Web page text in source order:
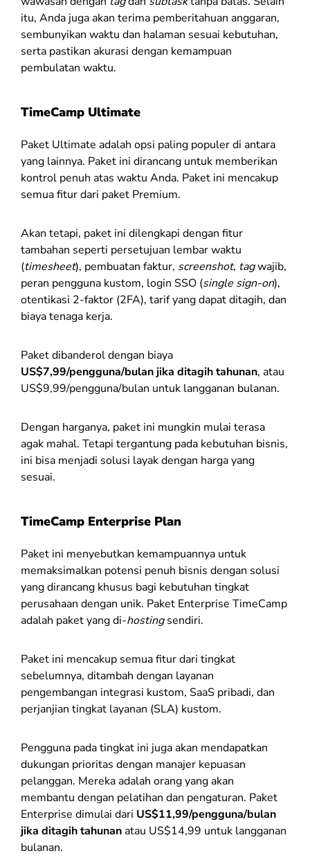
itu, Anda juga akan terima pemberitahuan anggaran,
sembunyikan waktu dan halaman sesuai kebutuhan,
serta pastikan akurasi dengan kemampuan
pembulatan waktu.
TimeCamp Ultimate
Paket Ultimate adalah opsi paling populer di antara
yang lainnya. Paket ini dirancang untuk memberikan
kontrol penuh atas waktu Anda. Paket ini mencakup
semua fitur dari paket Premium.
Akan tetapi, paket ini dilengkapi dengan fitur
tambahan seperti persetujuan lembar waktu
(timesheet), pembuatan faktur, screenshot, tagwajib,
peran pengguna kustom, login SSO (single sign-on),
otentikasi 2-faktor (2FA), tarif yang dapat ditagih, dan
biaya tenaga kerja.
Paket dibanderol dengan biaya
US$7,99/pengguna/bulan jika ditagih tahunan, atau
US$9,99/pengguna/bulan untuk langganan bulanan.
Dengan harganya, paket ini mungkin mulai terasa
agak mahal. Tetapi tergantung pada kebutuhan bisnis,
ini bisa menjadi solusi layak dengan harga yang
sesuai.
TimeCamp Enterprise Plan
Paket ini menyebutkan kemampuannya untuk
memaksimalkan potensi penuh bisnis dengan solusi
yang dirancang khusus bagi kebutuhan tingkat
perusahaan dengan unik. Paket Enterprise TimeCamp
adalah paket yang di-hostingsendiri.
Paket ini mencakup semua fitur dari tingkat
sebelumnya, ditambah dengan layanan
pengembangan integrasi kustom, SaaS pribadi, dan
perjanjian tingkat layanan (SLA) kustom.
Pengguna pada tingkat ini juga akan mendapatkan
dukungan prioritas dengan manajer kepuasan
pelanggan. Mereka adalah orang yang akan
membantu dengan pelatihan dan pengaturan. Paket
Enterprise dimulai dari US$11,99/pengguna/bulan
jika ditagih tahunanatau US$14,99 untuk langganan
bulanan.